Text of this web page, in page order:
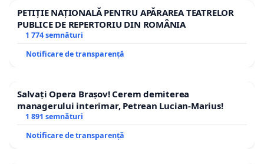
PETIȚIE NAȚIONALĂ PENTRU APĂRAREA TEATRELOR
PUBLICE DE REPERTORIU DIN ROMÂNIA
1 774 semnături
Notificare de transparență
Salvați Opera Brașov! Cerem demiterea
managerului interimar, Petrean Lucian-Marius!
1 891 semnături
Notificare de transparență